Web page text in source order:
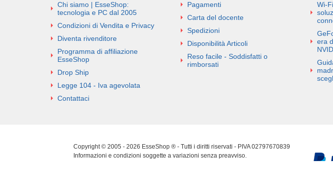
Chi siamo | EsseShop:
tecnologia e PC dal 2005
Condizioni di Vendita e Privacy
Diventa rivenditore
Programma di affiliazione
EsseShop
Drop Ship
Legge 104 - Iva agevolata
Contattaci
Pagamenti
Carta del docente
Spedizioni
Disponibilità Articoli
Reso facile - Soddisfatti o
rimborsati
Wi-
era
Copyright © 2005 - 2026 EsseShop ® - Tutti i diritti riservati - PIVA 02797670839
Informazioni e condizioni soggette a variazioni senza preavviso.